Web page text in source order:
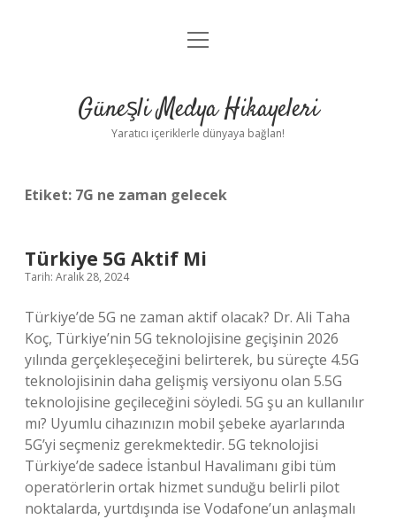
Anasayfa
Yasal Uyarı
menüyü
Güneşli Medya Hikayeleri
Yaratıcı içeriklerle dünyaya bağlan!
Etiket: 7G ne zaman gelecek
Türkiye 5G Aktif Mi
Tarih: Aralık 28, 2024
Türkiye’de 5G ne zaman aktif olacak? Dr. Ali Taha
Koç, Türkiye’nin 5G teknolojisine geçişinin 2026
yılında gerçekleşeceğini belirterek, bu süreçte 4.5G
teknolojisinin daha gelişmiş versiyonu olan 5.5G
teknolojisine geçileceğini söyledi. 5G şu an kullanılır
mı? Uyumlu cihazınızın mobil şebeke ayarlarında
5G’yi seçmeniz gerekmektedir. 5G teknolojisi
Türkiye’de sadece İstanbul Havalimanı gibi tüm
operatörlerin ortak hizmet sunduğu belirli pilot
noktalarda, yurtdışında ise Vodafone’un anlaşmalı